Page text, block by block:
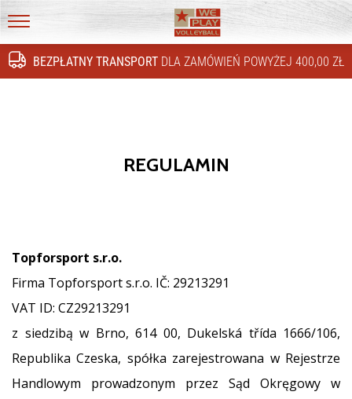
BEZPŁATNY TRANSPORT DLA ZAMÓWIEŃ POWYŻEJ 400,00 ZŁ
WePlayVolleyball.pl
4!
Odkryj
innowacje
techniczne
i
5 min. czytanie
Prezenty
świąteczne
dla
siatkarzy
Świąteczne
prezenty
REGULAMIN
Topforsport s.r.o.
Firma Topforsport s.r.o. IČ: 29213291
VAT ID: CZ29213291
z siedzibą w Brno, 614 00, Dukelská třída 1666/106,
Republika Czeska, spółka zarejestrowana w Rejestrze
Handlowym prowadzonym przez Sąd Okręgowy w